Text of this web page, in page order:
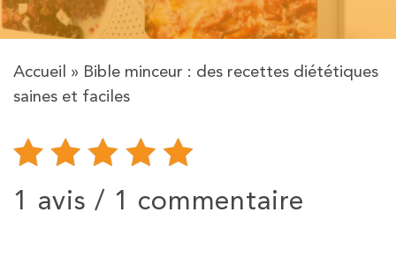
Accueil » Bible minceur : des recettes diététiques
saines et faciles
1 avis / 1 commentaire